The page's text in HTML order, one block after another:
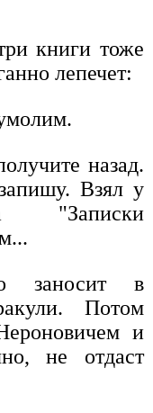
книги тоже
лепечет:
назад.
Взял у
"Записки
заносит в
Потом
и
не отдаст